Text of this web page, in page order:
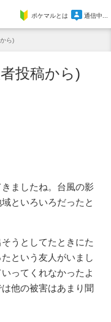
ポケマルとは 通信中...
ら)
投稿から)
ましたね。台風の影
といろいろだったと
うとしてたときにた
という友人がいまし
ってくれなかったよ
他の被害はあまり聞